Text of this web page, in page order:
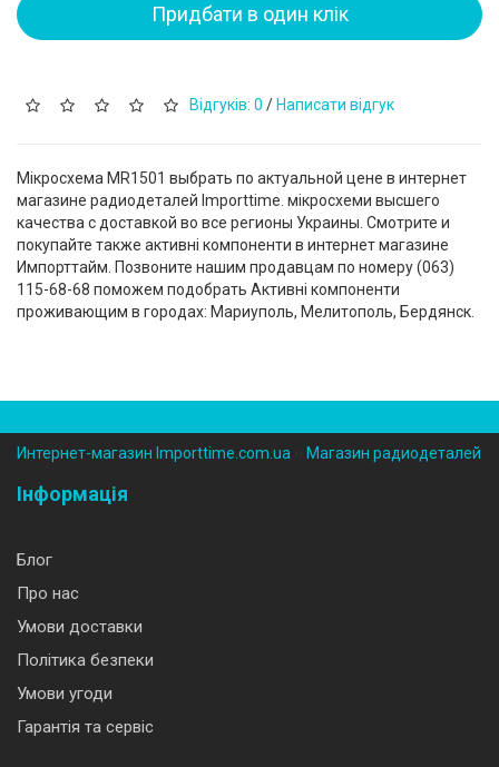
Придбати в один клік
Відгуків: 0 / Написати відгук
Мікросхема MR1501 выбрать по актуальной цене в интернет
магазине радиодеталей Importtime. мікросхеми высшего
качества с доставкой во все регионы Украины. Смотрите и
покупайте также активні компоненти в интернет магазине
Импорттайм. Позвоните нашим продавцам по номеру (‎063)
115-68-68 поможем подобрать Активні компоненти
проживающим в городах: Мариуполь, Мелитополь, Бердянск.
Интернет-магазин Importtime.com.ua Магазин радиодеталей
Інформація
Блог
Про нас
Умови доставки
Політика безпеки
Умови угоди
Гарантія та сервіс